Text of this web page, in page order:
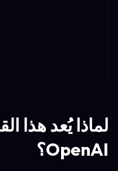
لماذا يُعد هذا
OpenAI؟